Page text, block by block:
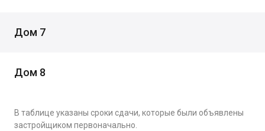
Дом 7
Дом 8
В таблице указаны сроки сдачи, которые были объявлены
застройщиком первоначально.